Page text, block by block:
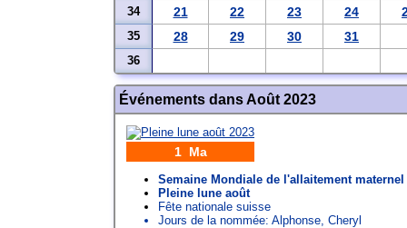
34 21 22 23 24
35 28 29 30 31
36
Événements dans Août 2023
1 Ma
Semaine Mondiale de l'allaitement maternel
Pleine lune août
Fête nationale suisse
Jours de la nommée: Alphonse, Cheryl